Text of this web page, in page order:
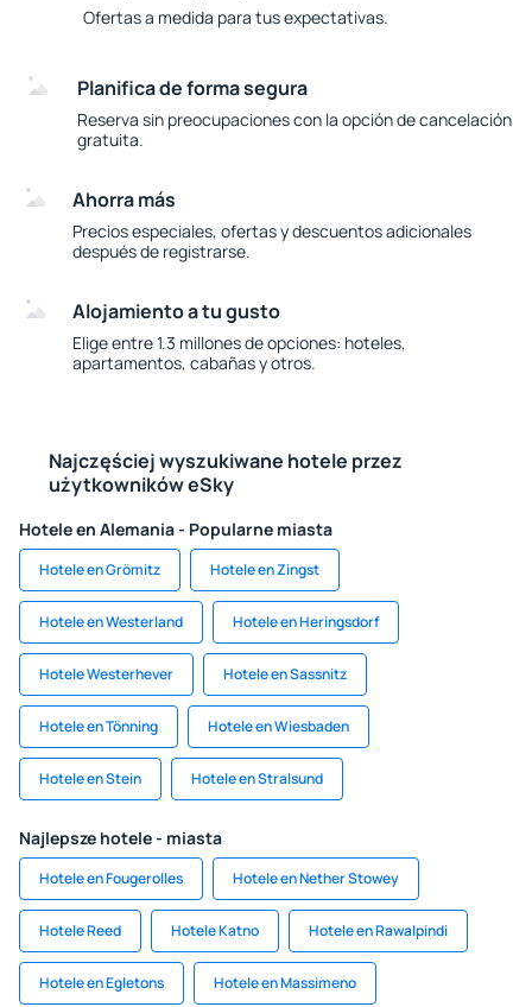
Ofertas a medida para tus expectativas.
Planifica de forma segura
Reserva sin preocupaciones con la opción de cancelación
gratuita.
Ahorra más
Precios especiales, ofertas y descuentos adicionales
después de registrarse.
Alojamiento a tu gusto
Elige entre 1.3 millones de opciones: hoteles,
apartamentos, cabañas y otros.
Najczęściej wyszukiwane hotele przez
użytkowników eSky
Hotele en Alemania - Popularne miasta
Hotele en Grömitz Hotele en Zingst
Hotele en Westerland Hotele en Heringsdorf
Hotele Westerhever Hotele en Sassnitz
Hotele en Tönning Hotele en Wiesbaden
Hotele en Stein Hotele en Stralsund
Najlepsze hotele - miasta
Hotele en Fougerolles Hotele en Nether Stowey
Hotele Reed Hotele Katno Hotele en Rawalpindi
Hotele en Egletons Hotele en Massimeno